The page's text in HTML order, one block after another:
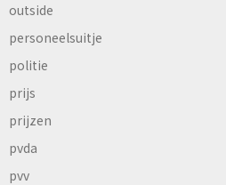
outside
personeelsuitje
politie
prijs
prijzen
pvda
pvv